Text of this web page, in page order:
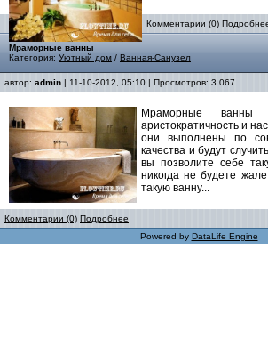
Комментарии (0)
Мраморные ванны
Категория: Уютный дом / Ванная-Санузел
автор: admin | 11-10-2012, 05:10 | Просмотров: 3 067
Мраморные ванны
аристократичность и
они выполнены по
качества и будут
вы позволите себе
никогда не будете
такую ванну...
Комментарии (0) Подробнее
Powered by DataLife Engine